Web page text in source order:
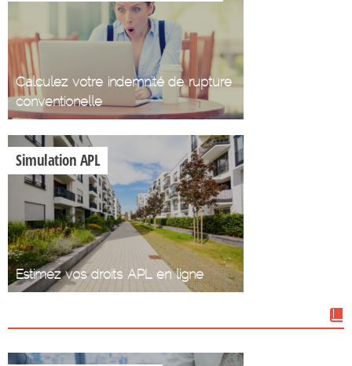
Calculez votre indemnité de rupture
conventionelle
Simulation APL
Estimez vos droits APL en ligne